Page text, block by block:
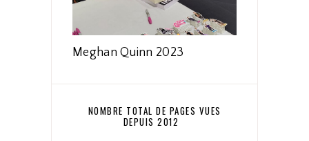
Meghan Quinn 2023
NOMBRE TOTAL DE PAGES VUES
DEPUIS 2012